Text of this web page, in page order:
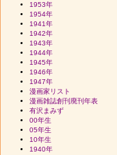
1953年
1954年
1941年
1942年
1943年
1944年
1945年
1946年
1947年
漫画家リスト
漫画雑誌創刊廃刊年表
有沢まみず
00年生
05年生
10年生
1940年